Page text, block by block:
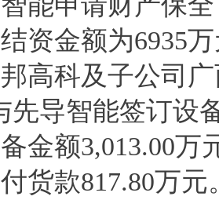
资金额为6935
高科及子公司
先导智能签订设
金额3,013.00万
货款817.80万